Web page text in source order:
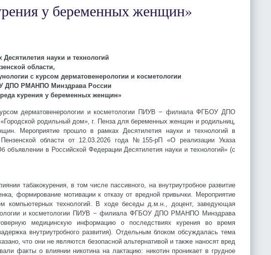
у беременных женщин»
науки и технологий
области,
с курсом дерматовенерологии и косметологии
ДПО РМАНПО Минздрава России
курения у беременных женщин»
дерматовенерологии и косметологии ПИУВ − филиала ФГБОУ ДПО
родильный дом», г. Пенза для беременных женщин и родильниц,
Мероприятие прошло в рамках Десятилетия науки и технологий в
Пензенской области от 12.03.2026 года №155-рП «О реализации Указа
в Российской Федерации Десятилетия науки и технологий» (с
табакокурения, в том числе пассивного, на внутриутробное развитие
формирование мотивации к отказу от вредной привычки. Мероприятие
компьютерных технологий. В ходе беседы д.м.н., доцент, заведующая
и косметологии ПИУВ − филиала ФГБОУ ДПО РМАНПО Минздрава
медицинскую информацию о последствиях курения во время
внутриутробного развития). Отдельным блоком обсуждалась тема
что они не являются безопасной альтернативой и также наносят вред
факты о влиянии никотина на лактацию: никотин проникает в грудное